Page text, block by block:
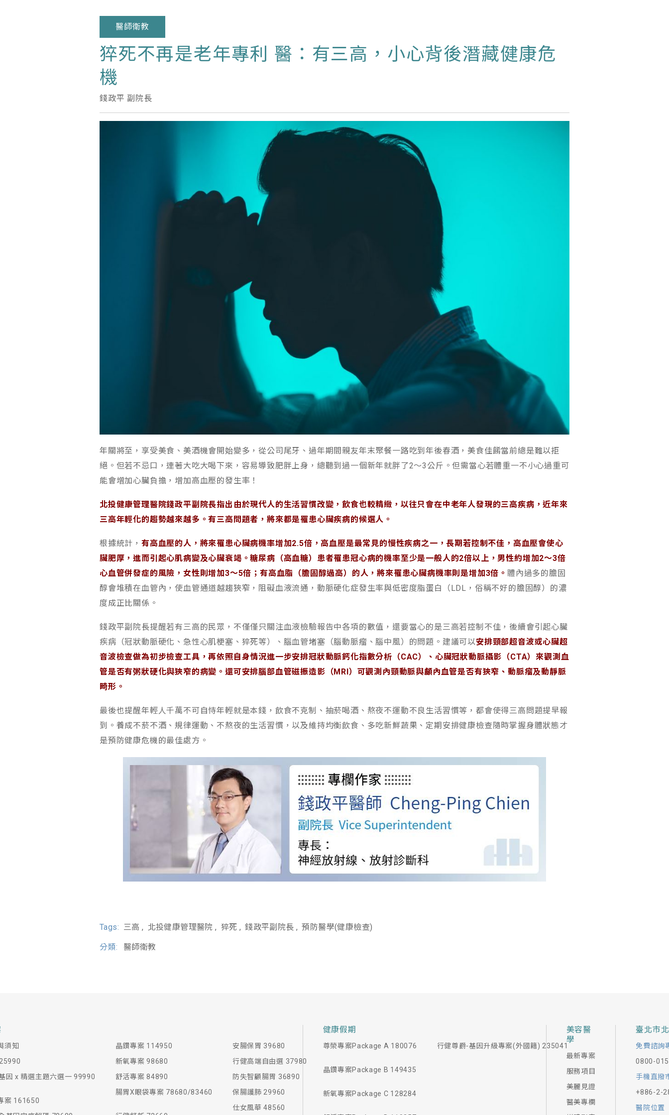
醫師衛教
猝死不再是老年專利 醫：有三高，小心背後潛藏健康危
機
錢政平 副院長
年關將至，享受美食、美酒機會開始變多，從公司尾牙、過年期間親友年末聚餐一路吃到年後春酒，美食佳餚當前總是難以拒
絕。但若不忌口，連著大吃大喝下來，容易導致肥胖上身，總聽到過一個新年就胖了2～3公斤。但需當心若體重一不小心過重可
能會增加心臟負擔，增加高血壓的發生率！
北投健康管理醫院錢政平副院長指出由於現代人的生活習慣改變，飲食也較精緻，以往只會在中老年人發現的三高疾病，近年來
三高年輕化的趨勢越來越多。有三高問題者，將來都是罹患心臟疾病的候選人。
根據統計， 有高血壓的人，將來罹患心臟病機率增加2.5倍，高血壓是最常見的慢性疾病之一，長期若控制不佳，高血壓會使心
臟肥厚，進而引起心肌病變及心臟衰竭。糖尿病（高血糖）患者罹患冠心病的機率至少是一般人的2倍以上，男性約增加2～3倍
心血管併發症的風險，女性則增加3～5倍 ；有高血脂（膽固醇過高）的人，將來罹患心臟病機率則是增加3倍。體內過多的膽固
醇會堆積在血管內，使血管通道越趨狹窄，阻礙血液流通，動脈硬化症發生率與低密度脂蛋白（LDL，俗稱不好的膽固醇）的濃
度成正比關係。
錢政平副院長提醒若有三高的民眾，不僅僅只關注血液檢驗報告中各項的數值，還要當心的是三高若控制不佳，後續會引起心臟
疾病（冠狀動脈硬化、急性心肌梗塞、猝死等）、腦血管堵塞（腦動脈瘤、腦中風）的問題。建議可以安排頸部超音波或心臟超
音波檢查做為初步檢查工具，再依照自身情況進一步安排冠狀動脈鈣化指數分析（CAC）、心臟冠狀動脈攝影（CTA）來觀測血
管是否有粥狀硬化與狹窄的病變。還可安排腦部血管磁振造影（MRI）可觀測內頸動脈與顱內血管是否有狹窄、動脈瘤及動靜脈
畸形。
最後也提醒年輕人千萬不可自恃年輕就是本錢，飲食不克制、抽菸喝酒、熬夜不運動不良生活習慣等，都會使得三高問題提早報
到。養成不菸不酒、規律運動、不熬夜的生活習慣，以及維持均衡飲食、多吃新鮮蔬果、定期安排健康檢查隨時掌握身體狀態才
是預防健康危機的最佳處方。
Tags: 三高 北投健康管理醫院 猝死 錢政平副院長 預防醫學(健康檢查)
分類: 醫師衛教
須知
因 x 精選主題六選一 99990
案 161650
晶鑽專案 114950
新氧專案 98680
舒活專案 84890
腸胃X眼袋專案 78680/83460
安腸保胃 39680
行健高端自由選 37980
防失智顧腸胃 36890
保腸護肺 29960
仕女風華 48560
健康假期
尊榮專案Package A 180076
晶鑽專案Package B 149435
新氧專案Package C 128284
行健尊爵-基因升級專案(外國籍) 235041
美容醫
學
最新專案
服務項目
美麗見證
醫美專欄
臺北市
免費諮詢
0800-
手機直撥
+886-2-
醫院位置